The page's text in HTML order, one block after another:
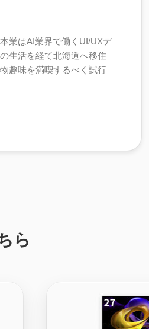
業はAI業界で働くUI/UXデ
生活を経て北海道へ移住
趣味を満喫するべく試行
ら